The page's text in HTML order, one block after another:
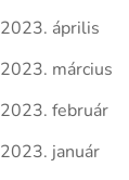
2023. április
2023. március
2023. február
2023. január